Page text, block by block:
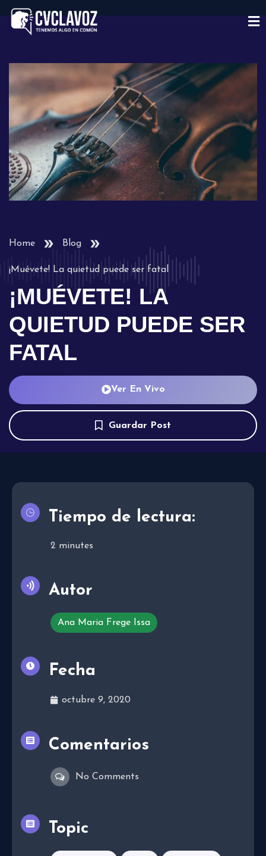
Home Blog
¡Muévete! La quietud puede ser fatal
¡MUÉVETE! LA
QUIETUD PUEDE SER
FATAL
Ver En Vivo
Guardar Post
Tiempo de lectura:
2 minutes
Autor
Ana Maria Frege Issa
Fecha
octubre 9, 2020
Comentarios
No Comments
Topic